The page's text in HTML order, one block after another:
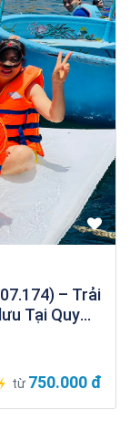
– Trải
Tại Quy
từ 750.000 đ